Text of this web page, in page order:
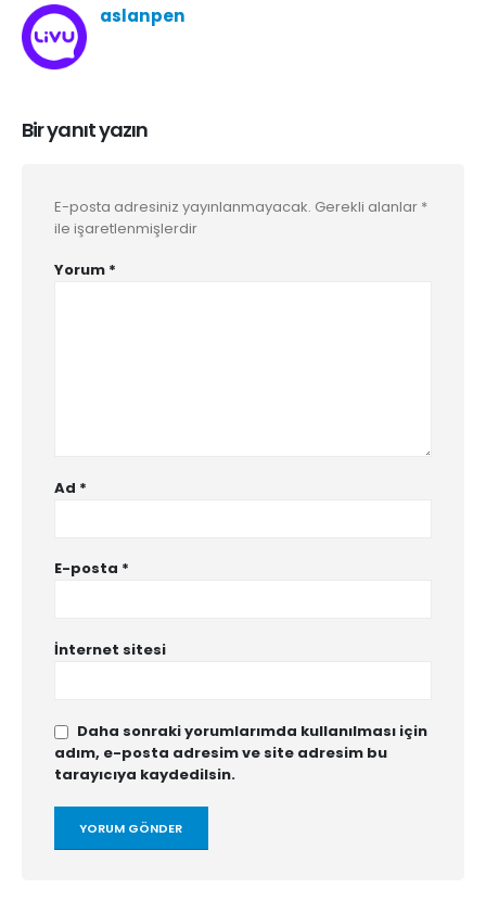
aslanpen
Bir yanıt yazın
E-posta adresiniz yayınlanmayacak. Gerekli alanlar *
ile işaretlenmişlerdir
Yorum *
Ad *
E-posta *
İnternet sitesi
Daha sonraki yorumlarımda kullanılması için
adım, e-posta adresim ve site adresim bu
tarayıcıya kaydedilsin.